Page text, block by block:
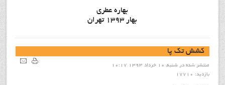
بهاره عطری
بهار 1393 تهران
کشش تک پا
منتشر شده در شنبه, 10 خرداد 1393 10:17
بازدید: 17710